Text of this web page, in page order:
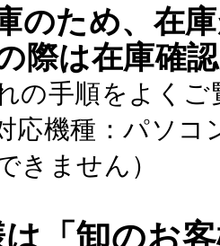
のため、在
際は在庫確
の手順をよくご
応機種：パソ
きません）
「卸のお